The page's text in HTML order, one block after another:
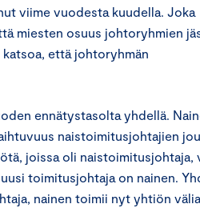
viime vuodesta kuudella. Joka
miesten osuus johtoryhmien
että johtoryhmän
ennätystasolta yhdellä.
naistoimitusjohtajien
joissa oli naistoimitusjohtaja,
toimitusjohtaja on nainen.
nainen toimii nyt yhtiön